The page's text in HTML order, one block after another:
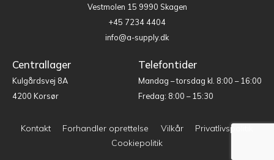
Vestmolen 15 9990 Skagen
+45 7234 4404
info@a-supply.dk
Centrallager
Kulgårdsvej 8A
4200 Korsør
Telefontider
Mandag – torsdag kl. 8:00 – 16:00
Fredag: 8:00 – 15:30
Kontakt Forhandler oprettelse Vilkår
Privatlivspolitik
Cookiepolitik